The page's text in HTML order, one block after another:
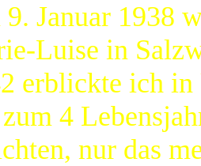
Januar 1938
Luise in
erblickte ich
4
nur das